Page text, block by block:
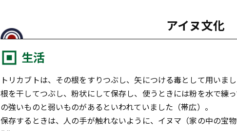
アイヌ文化
生活
トリカブトは、その根をすりつぶし、矢につける毒として用いまし
根を干してつぶし、粉状にして保存し、使うときには粉を水で練
の強いものと弱いものがあるといわれていました（帯広）。
保存するときは、人の手が触れないように、イヌマ（家の中の宝